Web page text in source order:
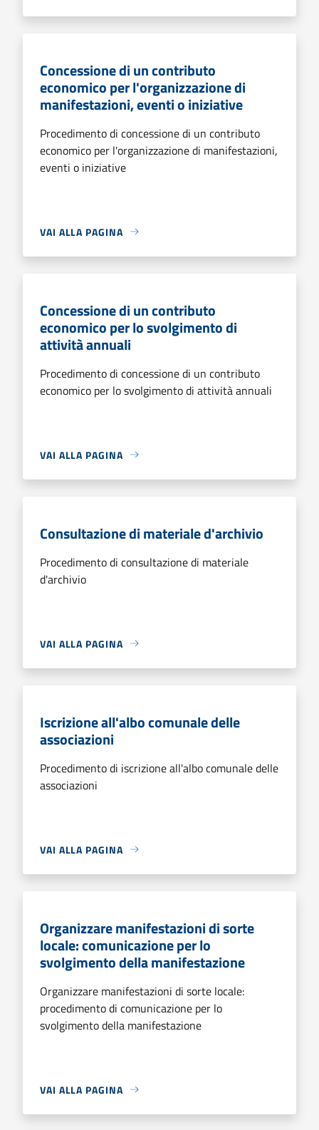
Concessione di un contributo
economico per l'organizzazione di
manifestazioni, eventi o iniziative
Procedimento di concessione di un contributo
economico per l'organizzazione di manifestazioni,
eventi o iniziative
VAI ALLA PAGINA
Concessione di un contributo
economico per lo svolgimento di
attività annuali
Procedimento di concessione di un contributo
economico per lo svolgimento di attività annuali
VAI ALLA PAGINA
Consultazione di materiale d'archivio
Procedimento di consultazione di materiale
d'archivio
VAI ALLA PAGINA
Iscrizione all'albo comunale delle
associazioni
Procedimento di iscrizione all'albo comunale delle
associazioni
VAI ALLA PAGINA
Organizzare manifestazioni di sorte
locale: comunicazione per lo
svolgimento della manifestazione
Organizzare manifestazioni di sorte locale:
procedimento di comunicazione per lo
svolgimento della manifestazione
VAI ALLA PAGINA